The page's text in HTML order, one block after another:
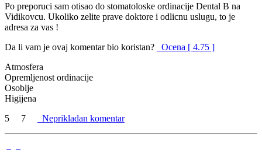
Po preporuci sam otisao do stomatoloske ordinacije Dental B na
Vidikovcu. Ukoliko zelite prave doktore i odlicnu uslugu, to je
adresa za vas !
Da li vam je ovaj komentar bio koristan?
Ocena [ 4.75 ]
Atmosfera
Opremljenost ordinacije
Osoblje
Higijena
5
7 Neprikladan komentar